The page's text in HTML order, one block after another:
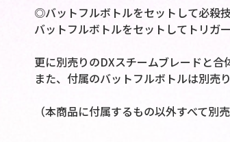
◎バットフルボトルをセットして必殺技
バットフルボトルをセットしてトリガ
更に別売りのDXスチームブレードと合
また、付属のバットフルボトルは別売
（本商品に付属するもの以外すべて別売